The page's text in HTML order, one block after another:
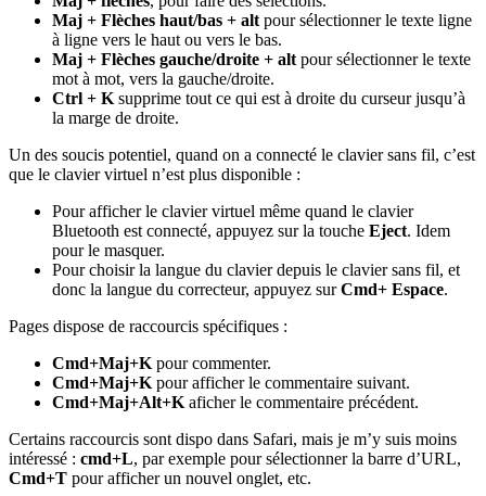
Maj + Flèches haut/bas + alt pour sélectionner le texte ligne
à ligne vers le haut ou vers le bas.
Maj + Flèches gauche/droite + alt pour sélectionner le texte
mot à mot, vers la gauche/droite.
Ctrl + K supprime tout ce qui est à droite du curseur jusqu’à
la marge de droite.
Un des soucis potentiel, quand on a connecté le clavier sans fil, c’est
que le clavier virtuel n’est plus disponible :
Pour afficher le clavier virtuel même quand le clavier
Bluetooth est connecté, appuyez sur la touche Eject. Idem
pour le masquer.
Pour choisir la langue du clavier depuis le clavier sans fil, et
donc la langue du correcteur, appuyez surCmd+ Espace.
Pages dispose de raccourcis spécifiques :
Cmd+Maj+K pour commenter.
Cmd+Maj+K pour afficher le commentaire suivant.
Cmd+Maj+Alt+K aficher le commentaire précédent.
Certains raccourcis sont dispo dans Safari, mais je m’y suis moins
intéressé : cmd+L, par exemple pour sélectionner la barre d’URL,
Cmd+T pour afficher un nouvel onglet, etc.